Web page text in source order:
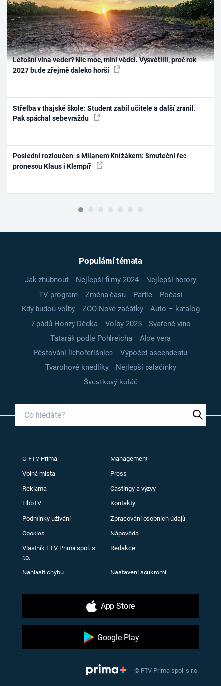
Letošní vlna veder? Nic moc, míní vědci. Vysvětlili, proč rok
2027 bude zřejmě daleko horší
Střelba v thajské škole: Student zabil učitele a další zranil.
Pak spáchal sebevraždu
Poslední rozloučení s Milanem Knížákem: Smuteční řec
pronesou Klaus i Klempíř
Populární témata
Jak zhubnout Nejlepší filmy 2024
Nejlepší horory
TV program
Změna času Partie
Počasí
Kdy budou volby
ZOO Nové začátky
Auto – katalog
7 pádů Honzy Dědka
Volby 2025
Svařené víno
Tatarák podle Pohlreicha
Aloe vera
Pěstování lichořeřišnice
Výpočet ascendentu
Tvarohové knedlíky
Nejlepší palačinky
Švestkový koláč
O FTV Prima Management
Volná místa Press
Reklama Castingy a výzvy
HbbTV Kontakty
Podmínky užívání Zpracování osobních údajů
Cookies Nápověda
Vlastník FTV Prima spol. s
r.o.
Redakce
Nahlásit chybu Nastavení soukromí
App Store
Google Play
© FTV Prima spol. s r.o.